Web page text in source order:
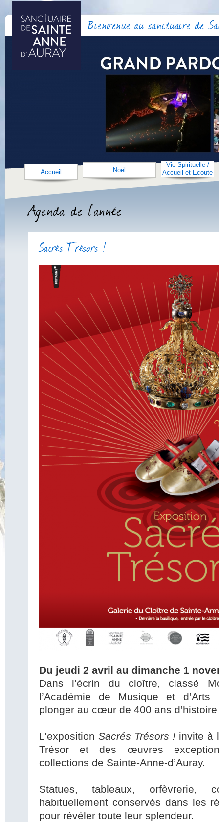
Bienvenue au sanctuaire de
Accueil Noël
Vie Spirituelle /
Accueil et Ecoute
Agenda de l'année
Sacrés Trésors !
Du jeudi 2 avril au dimanche 1
Dans l’écrin du cloître, classé
l’Académie de Musique et
plonger au cœur de 400 ans
L’exposition Sacrés Trésors ! invite à
Trésor et des œuvres
collections de Sainte-Anne-d’Auray.
Statues, tableaux, orfèvrerie,
habituellement conservés dans les
pour révéler toute leur splendeur.